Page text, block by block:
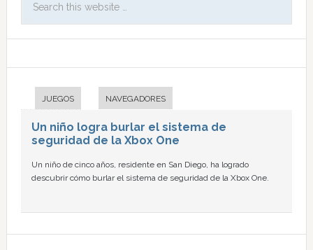
JUEGOS NAVEGADORES
Un niño logra burlar el sistema de
seguridad de la Xbox One
Un niño de cinco años, residente en San Diego, ha logrado
descubrir cómo burlar el sistema de seguridad de la Xbox One.